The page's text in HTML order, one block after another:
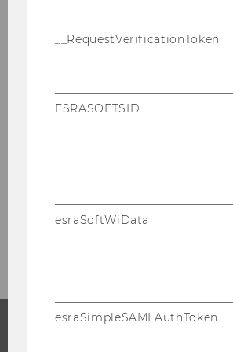
Interessensvertretungen
__RequestVerificationToken
ESRASOFTSID
esraSoftWiData
esraSimpleSAMLAuthToken